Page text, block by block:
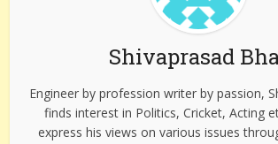
Shivaprasad
Engineer by profession writer by passion,
finds interest in Politics, Cricket, Acting
express his views on various issues